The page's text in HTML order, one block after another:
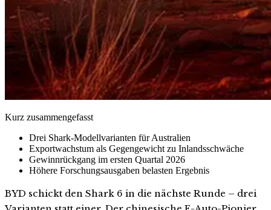
Kurz zusammengefasst
Drei Shark-Modellvarianten für Australien
Exportwachstum als Gegengewicht zu Inlandsschwäche
Gewinnrückgang im ersten Quartal 2026
Höhere Forschungsausgaben belasten Ergebnis
BYD schickt den Shark 6 in die nächste Runde – drei